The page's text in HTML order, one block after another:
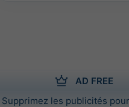
AD FREE
Supprimez les publicités